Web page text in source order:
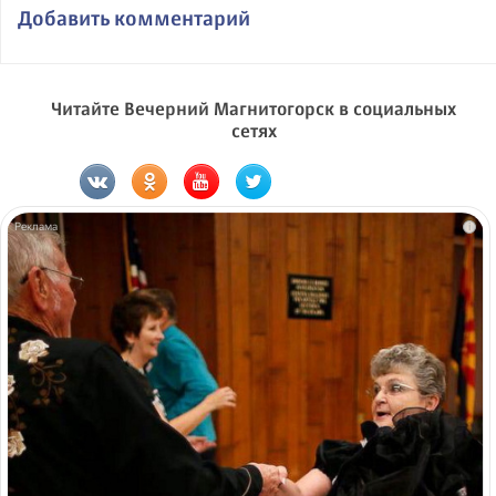
Добавить комментарий
Читайте Вечерний Магнитогорск в социальных
сетях
i